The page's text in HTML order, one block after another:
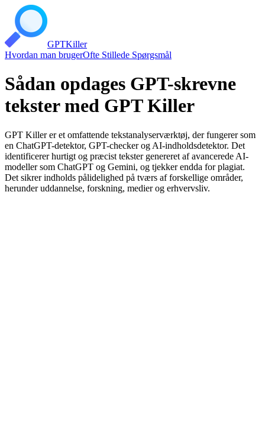
GPTKiller
Hvordan man brugerOfte Stillede Spørgsmål
Sådan opdages GPT-skrevne
tekster med GPT Killer
GPT Killer er et omfattende tekstanalyserværktøj, der fungerer som
en ChatGPT-detektor, GPT-checker og AI-indholdsdetektor. Det
identificerer hurtigt og præcist tekster genereret af avancerede AI-
modeller som ChatGPT og Gemini, og tjekker endda for plagiat.
Det sikrer indholds pålidelighed på tværs af forskellige områder,
herunder uddannelse, forskning, medier og erhvervsliv.